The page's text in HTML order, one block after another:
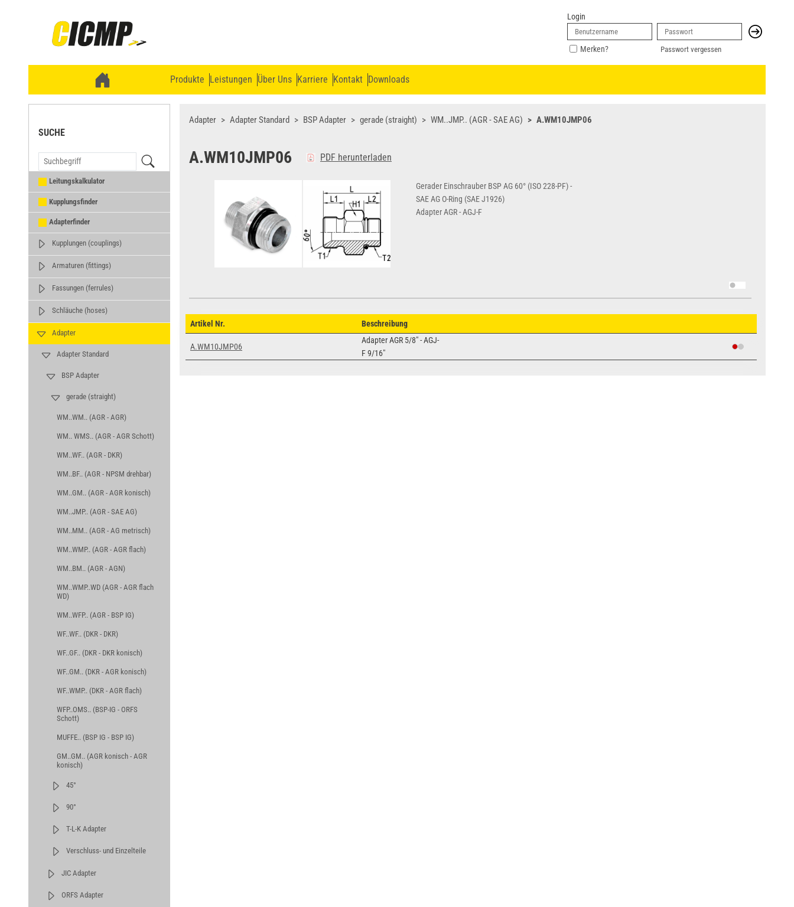
Login
Merken? Passwort vergessen
Produkte Leistungen Über Uns Karriere Kontakt Downloads
SUCHE
Leitungskalkulator
Kupplungsfinder
Adapterfinder
Kupplungen (couplings)
Armaturen (fittings)
Fassungen (ferrules)
Schläuche (hoses)
Adapter
Adapter Standard
BSP Adapter
gerade (straight)
WM..WM.. (AGR - AGR)
WM.. WMS.. (AGR - AGR Schott)
WM..WF.. (AGR - DKR)
WM..BF.. (AGR - NPSM drehbar)
WM..GM.. (AGR - AGR konisch)
WM..JMP.. (AGR - SAE AG)
WM..MM.. (AGR - AG metrisch)
WM..WMP.. (AGR - AGR flach)
WM..BM.. (AGR - AGN)
WM..WMP..WD (AGR - AGR flach
WD)
WM..WFP.. (AGR - BSP IG)
WF..WF.. (DKR - DKR)
WF..GF.. (DKR - DKR konisch)
WF..GM.. (DKR - AGR konisch)
WF..WMP.. (DKR - AGR flach)
WFP..OMS.. (BSP-IG - ORFS
Schott)
MUFFE.. (BSP IG - BSP IG)
GM..GM.. (AGR konisch - AGR
konisch)
45°
90°
T-L-K Adapter
Verschluss- und Einzelteile
JIC Adapter
ORFS Adapter
Adapter Adapter Standard BSP Adapter gerade (straight) WM..JMP.. (AGR - SAE AG) A.WM10JMP06
A.WM10JMP06 PDF herunterladen
Gerader Einschrauber BSP AG 60° (ISO 228-PF) -
SAE AG O-Ring (SAE J1926)
Adapter AGR - AGJ-F
Artikel Nr. Beschreibung
A.WM10JMP06
Adapter AGR 5/8" - AGJ-
F 9/16"